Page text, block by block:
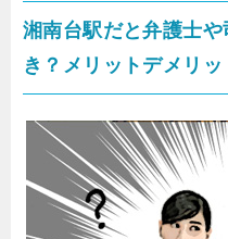
湘南台駅だと弁護士
き？メリットデメリッ